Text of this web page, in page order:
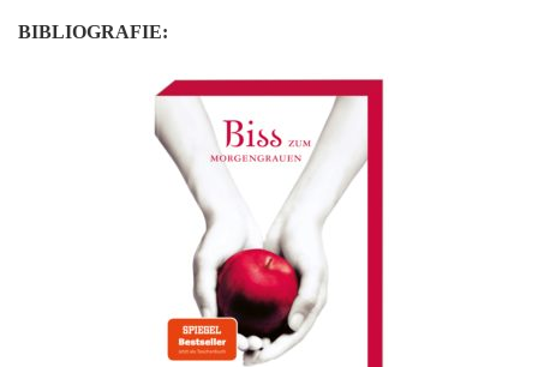
BIBLIOGRAFIE: